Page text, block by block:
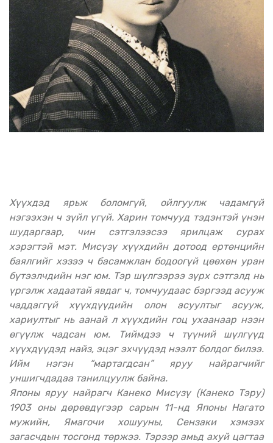
Хүүхдэд ярьж боломгүй, ойлгуулж чадамгүй
нэгээхэн ч зүйл үгүй. Харин томчууд тэдэнтэй үнэн
шударгаар, чин сэтгэлээсээ ярилцаж сурах
хэрэгтэй мэт. Мисүзү хүүхдийн дотоод ертөнцийн
баялгийг хэзээ ч басамжлан бодоогүй цөөхөн уран
бүтээлчдийн нэг юм. Тэр шүлгээрээ зүрх сэтгэлд нь
үргэлж хадаатай явдаг ч, томчуудаас бэргээд асууж
чаддаггүй хүүхдүүдийн олон асуултыг асууж,
хариултыг нь аанай л хүүхдийн гоц ухаанаар нээн
өгүүлж чадсан юм. Тиймдээ ч түүний шүлгүүд
хүүхдүүдэд найз, эцэг эхчүүдэд нээлт болдог билээ.
Ийм нэгэн “мартагдсан” яруу найрагчийг
уншигчдадаа танилцуулж байна.
Японы яруу найрагч Канеко Мисүзү (Канеко Тэру)
1903 оны дөрөвдүгээр сарын 11-нд Японы Нагато
мужийн, Ямагочи хошууны, Сензаки хэмээх
загасчдын тосгонд төржээ. Тэрээр амьд ахуй цагтаа